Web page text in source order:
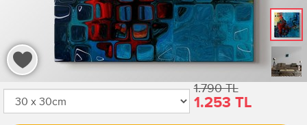
1.790 TL
1.253 TL